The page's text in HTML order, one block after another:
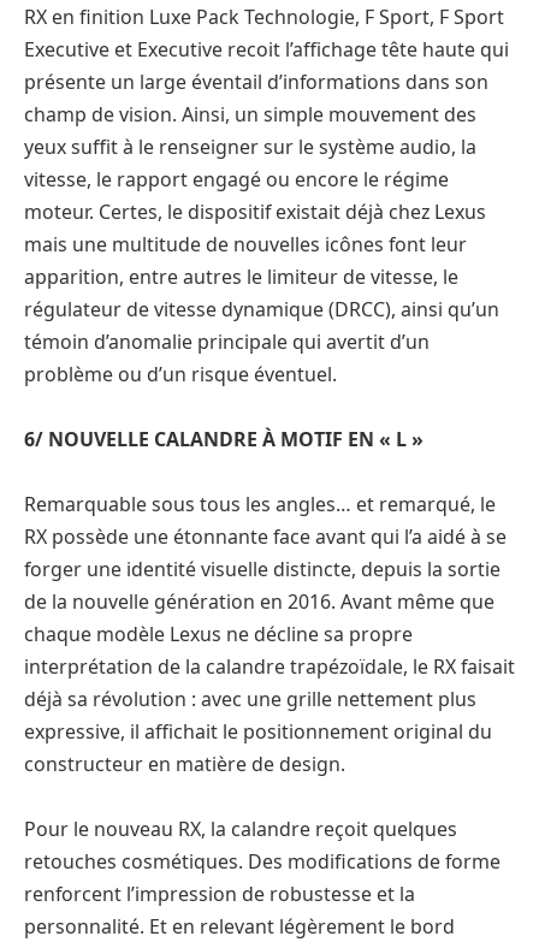
RX en finition Luxe Pack Technologie, F Sport, F Sport
Executive et Executive recoit l’affichage tête haute qui
présente un large éventail d’informations dans son
champ de vision. Ainsi, un simple mouvement des
yeux suffit à le renseigner sur le système audio, la
vitesse, le rapport engagé ou encore le régime
moteur. Certes, le dispositif existait déjà chez Lexus
mais une multitude de nouvelles icônes font leur
apparition, entre autres le limiteur de vitesse, le
régulateur de vitesse dynamique (DRCC), ainsi qu’un
témoin d’anomalie principale qui avertit d’un
problème ou d’un risque éventuel.
6/ NOUVELLE CALANDRE À MOTIF EN « L »
Remarquable sous tous les angles… et remarqué, le
RX possède une étonnante face avant qui l’a aidé à se
forger une identité visuelle distincte, depuis la sortie
de la nouvelle génération en 2016. Avant même que
chaque modèle Lexus ne décline sa propre
interprétation de la calandre trapézoïdale, le RX faisait
déjà sa révolution : avec une grille nettement plus
expressive, il affichait le positionnement original du
constructeur en matière de design.
Pour le nouveau RX, la calandre reçoit quelques
retouches cosmétiques. Des modifications de forme
renforcent l’impression de robustesse et la
personnalité. Et en relevant légèrement le bord